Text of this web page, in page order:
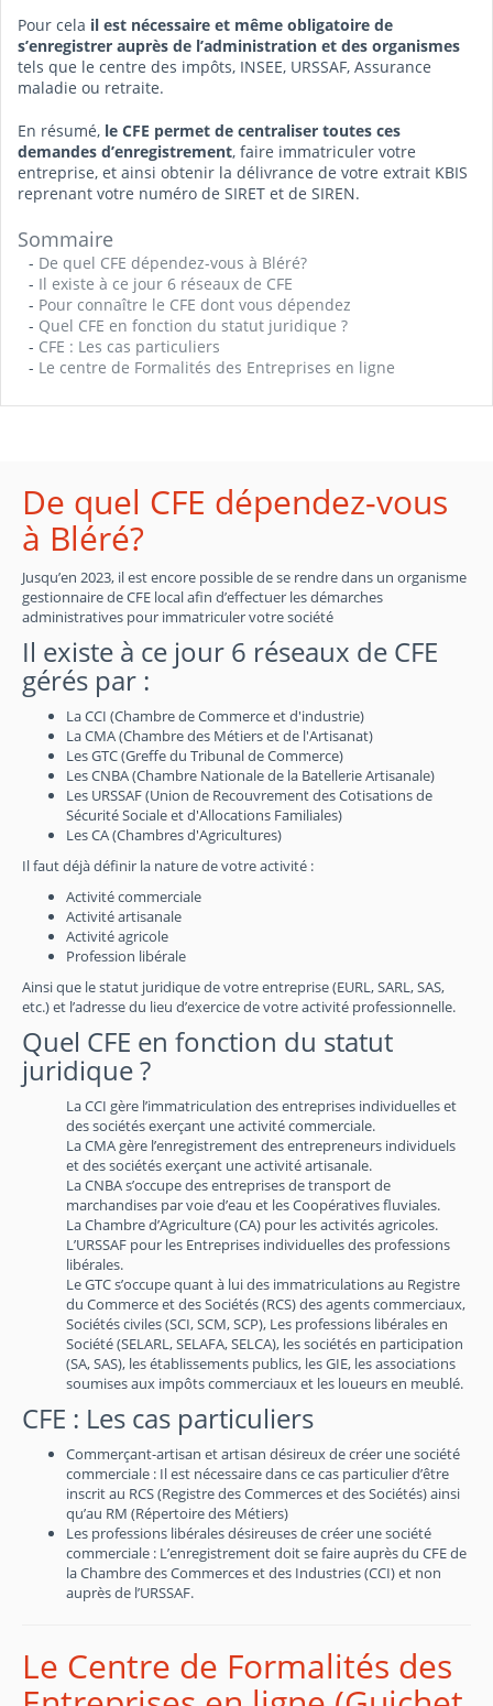
Pour cela il est nécessaire et même obligatoire de
s’enregistrer auprès de l’administration et des organismes
tels que le centre des impôts, INSEE, URSSAF, Assurance
maladie ou retraite.
En résumé, le CFE permet de centraliser toutes ces
demandes d’enregistrement, faire immatriculer votre
entreprise, et ainsi obtenir la délivrance de votre extrait KBIS
reprenant votre numéro de SIRET et de SIREN.
Sommaire
- De quel CFE dépendez-vous à Bléré?
- Il existe à ce jour 6 réseaux de CFE
- Pour connaître le CFE dont vous dépendez
- Quel CFE en fonction du statut juridique ?
- CFE : Les cas particuliers
- Le centre de Formalités des Entreprises en ligne
De quel CFE dépendez-vous
à Bléré?
Jusqu’en 2023, il est encore possible de se rendre dans un organisme
gestionnaire de CFE local afin d’effectuer les démarches
administratives pour immatriculer votre société
Il existe à ce jour 6 réseaux de CFE
gérés par :
La CCI (Chambre de Commerce et d'industrie)
La CMA (Chambre des Métiers et de l'Artisanat)
Les GTC (Greffe du Tribunal de Commerce)
Les CNBA (Chambre Nationale de la Batellerie Artisanale)
Les URSSAF (Union de Recouvrement des Cotisations de
Sécurité Sociale et d'Allocations Familiales)
Les CA (Chambres d'Agricultures)
Il faut déjà définir la nature de votre activité :
Activité commerciale
Activité artisanale
Activité agricole
Profession libérale
Ainsi que le statut juridique de votre entreprise (EURL, SARL, SAS,
etc.) et l’adresse du lieu d’exercice de votre activité professionnelle.
Quel CFE en fonction du statut
juridique ?
La CCI gère l’immatriculation des entreprises individuelles et
des sociétés exerçant une activité commerciale.
La CMA gère l’enregistrement des entrepreneurs individuels
et des sociétés exerçant une activité artisanale.
La CNBA s’occupe des entreprises de transport de
marchandises par voie d’eau et les Coopératives fluviales.
La Chambre d’Agriculture (CA) pour les activités agricoles.
L’URSSAF pour les Entreprises individuelles des professions
libérales.
Le GTC s’occupe quant à lui des immatriculations au Registre
du Commerce et des Sociétés (RCS) des agents commerciaux,
Sociétés civiles (SCI, SCM, SCP), Les professions libérales en
Société (SELARL, SELAFA, SELCA), les sociétés en participation
(SA, SAS), les établissements publics, les GIE, les associations
soumises aux impôts commerciaux et les loueurs en meublé.
CFE : Les cas particuliers
Commerçant-artisan et artisan désireux de créer une société
commerciale : Il est nécessaire dans ce cas particulier d’être
inscrit au RCS (Registre des Commerces et des Sociétés) ainsi
qu’au RM (Répertoire des Métiers)
Les professions libérales désireuses de créer une société
commerciale : L’enregistrement doit se faire auprès du CFE de
la Chambre des Commerces et des Industries (CCI) et non
auprès de l’URSSAF.
Le Centre de Formalités des